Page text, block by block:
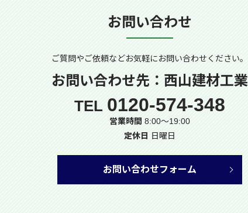
お問い合わせ
ご質問やご依頼などお気軽にお問い合わせください。
お問い合わせ先：西山建材工業
TEL 0120-574-348
営業時間 8:00～19:00
定休日
日曜日
お問い合わせフォーム